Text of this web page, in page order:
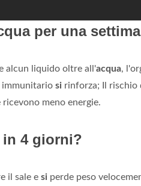
per una
alcun liquido oltre all'acqua,
immunitario si rinforza; Il rischio
meno energie.
4 giorni?
il sale e si perde peso